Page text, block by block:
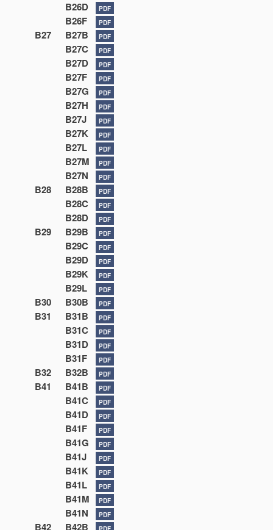
B26D PDF
B26F PDF
B27 B27B PDF
B27C PDF
B27D PDF
B27F PDF
B27G PDF
B27H PDF
B27J PDF
B27K PDF
B27L PDF
B27M PDF
B27N PDF
B28 B28B PDF
B28C PDF
B28D PDF
B29 B29B PDF
B29C PDF
B29D PDF
B29K PDF
B29L PDF
B30 B30B PDF
B31 B31B PDF
B31C PDF
B31D PDF
B31F PDF
B32 B32B PDF
B41 B41B PDF
B41C PDF
B41D PDF
B41F PDF
B41G PDF
B41J PDF
B41K PDF
B41L PDF
B41M PDF
B41N PDF
B42 B42B